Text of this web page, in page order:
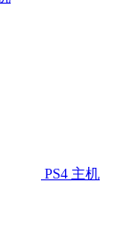
PS4 主机